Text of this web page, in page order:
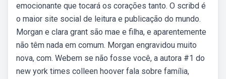
emocionante que tocará os corações tanto. O scribd é
o maior site social de leitura e publicação do mundo.
Morgan e clara grant são mae e filha, e aparentemente
não têm nada em comum. Morgan engravidou muito
nova, com. Webem se não fosse você, a autora #1 do
new york times colleen hoover fala sobre família,